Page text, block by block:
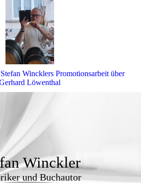
Wincklers Promotionsarbeit über
Löwenthal
Winckler
und Buchautor